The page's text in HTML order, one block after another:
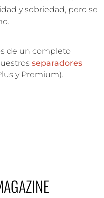
y sobriedad, pero se
de un completo
separadores
y Premium).